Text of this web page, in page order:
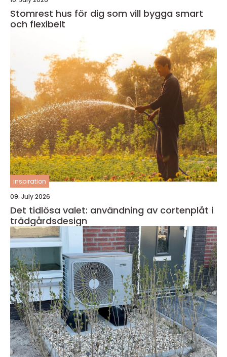
Stomrest hus för dig som vill bygga smart
och flexibelt
inspiration
09. July 2026
Det tidlösa valet: användning av cortenplåt i
trädgårdsdesign